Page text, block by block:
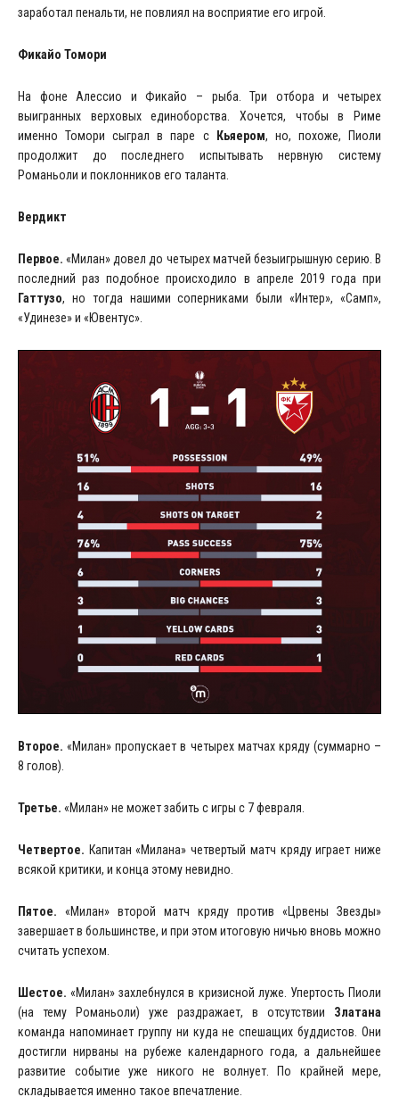
заработал пенальти, не повлиял на восприятие его игрой.
Фикайо Томори
На фоне Алессио и Фикайо – рыба. Три отбора и четырех
выигранных верховых единоборства. Хочется, чтобы в Риме
именно Томори сыграл в паре с Кьяером, но, похоже, Пиоли
продолжит до последнего испытывать нервную систему
Романьоли и поклонников его таланта.
Вердикт
Первое. «Милан» довел до четырех матчей безыигрышную серию. В
последний раз подобное происходило в апреле 2019 года при
Гаттузо, но тогда нашими соперниками были «Интер», «Самп»,
«Удинезе» и «Ювентус».
Второе. «Милан» пропускает в четырех матчах кряду (суммарно –
8 голов).
Третье. «Милан» не может забить с игры с 7 февраля.
Четвертое. Капитан «Милана» четвертый матч кряду играет ниже
всякой критики, и конца этому невидно.
Пятое. «Милан» второй матч кряду против «Црвены Звезды»
завершает в большинстве, и при этом итоговую ничью вновь можно
считать успехом.
Шестое. «Милан» захлебнулся в кризисной луже. Упертость Пиоли
(на тему Романьоли) уже раздражает, в отсутствии Златана
команда напоминает группу ни куда не спешащих буддистов. Они
достигли нирваны на рубеже календарного года, а дальнейшее
развитие событие уже никого не волнует. По крайней мере,
складывается именно такое впечатление.